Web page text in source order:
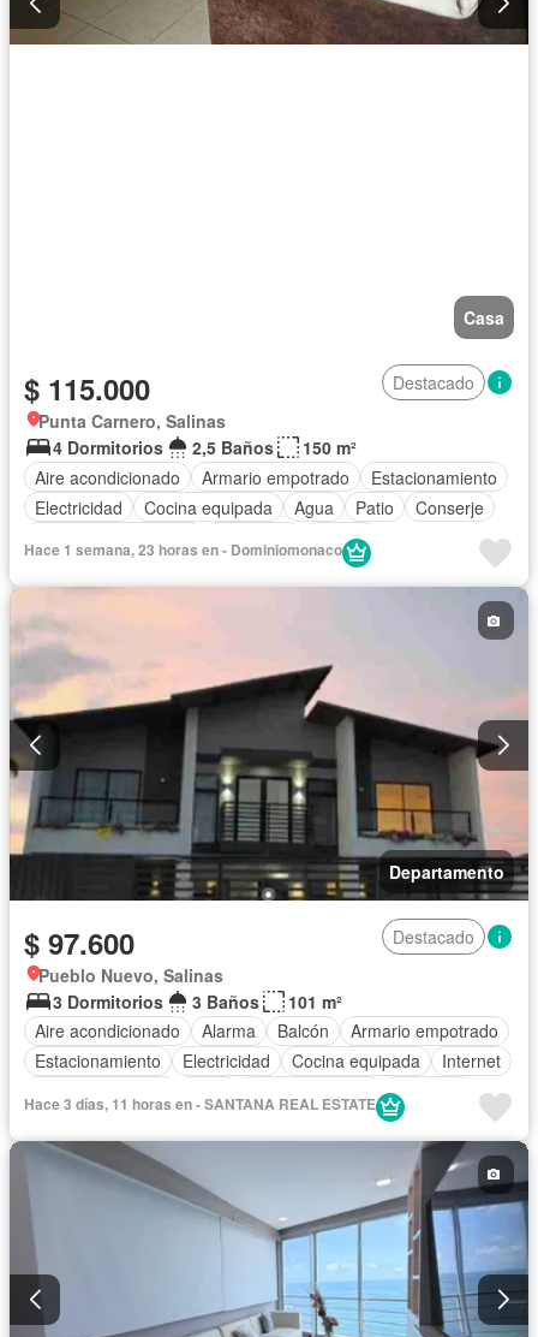
Casa
$ 115.000
Destacado
Punta Carnero, Salinas
4 Dormitorios
2,5 Baños
150 m²
Aire acondicionado
Armario empotrado
Estacionamiento
Electricidad
Cocina equipada Agua Patio
Conserje
Piscina
Completamente amoblado
Hace 1 semana, 23 horas en - Dominiomonaco
Departamento
$ 97.600
Destacado
Pueblo Nuevo, Salinas
3 Dormitorios
3 Baños
101 m²
Aire acondicionado
Alarma Balcón
Armario empotrado
Estacionamiento
Electricidad Cocina equipada
Internet
Conserje
Garita de guardianía
Jardín
Hace 3 días, 11 horas en - SANTANA REAL ESTATE